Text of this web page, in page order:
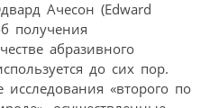
Ачесон (Edward
получения
абразивного
до сих пор.
«второго по